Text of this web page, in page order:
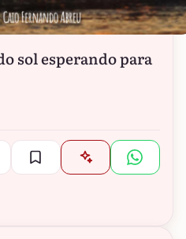
sol esperando para